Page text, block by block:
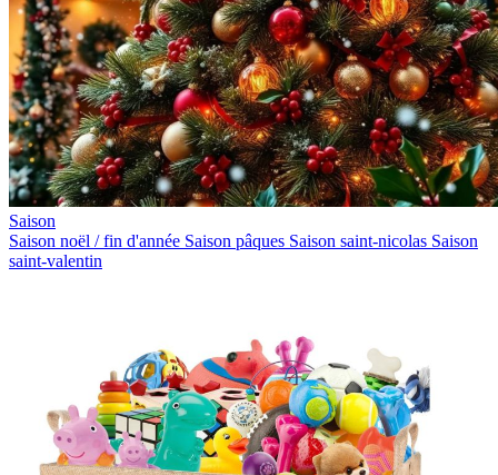
Saison
Saison noël / fin d'année Saison pâques Saison saint-nicolas Saison
saint-valentin